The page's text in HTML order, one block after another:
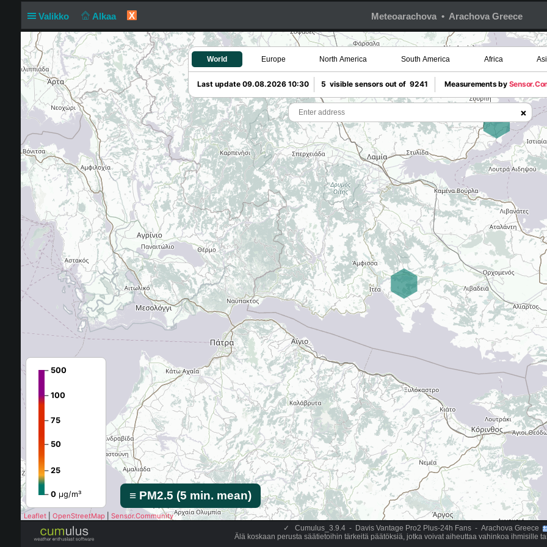
Valikko Alkaa X Meteoarachova • Arachova Greece
✓
Cumulus_3.9.4 - Davis Vantage Pro2 Plus-24h Fans - Arachova Greece
Älä koskaan perusta säätietoihin tärkeitä päätöksiä, jotka voivat aiheuttaa vahinkoa ihmisille